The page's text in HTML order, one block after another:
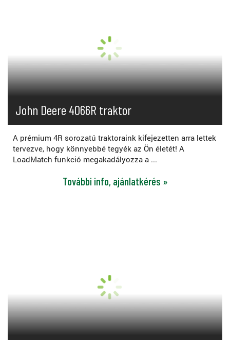
John Deere 4066R traktor
A prémium 4R sorozatú traktoraink kifejezetten arra lettek
tervezve, hogy könnyebbé tegyék az Ön életét! A
LoadMatch funkció megakadályozza a ...
További info, ajánlatkérés »